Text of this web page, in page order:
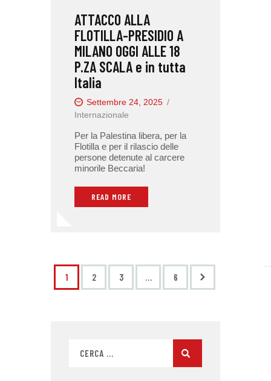
ATTACCO ALLA
FLOTILLA-PRESIDIO A
MILANO OGGI ALLE 18
P.ZA SCALA e in tutta
Italia
Settembre 24, 2025
Internazionale
Per la Palestina libera, per la
Flotilla e per il rilascio delle
persone detenute al carcere
minorile Beccaria!
READ MORE
1 2 3 … 6